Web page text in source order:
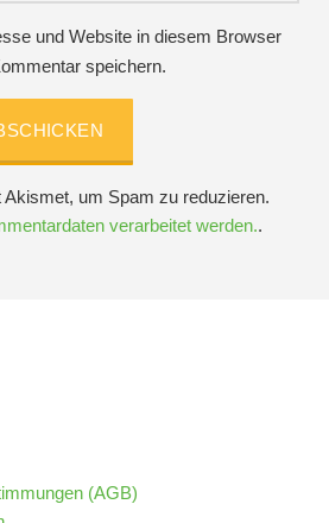
und Website in diesem Browser
speichern.
um Spam zu reduzieren.
verarbeitet werden..
(AGB)